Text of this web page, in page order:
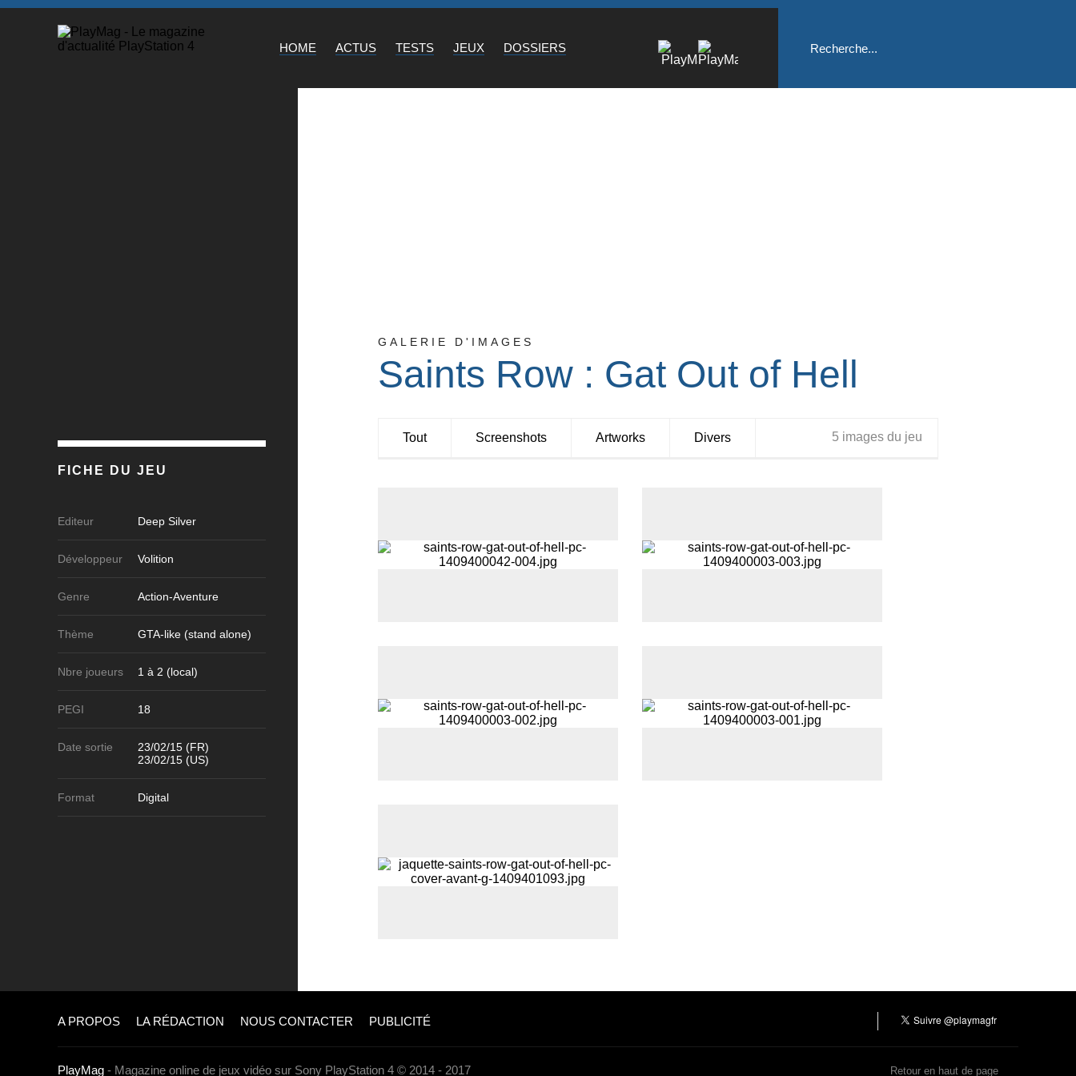
HOME ACTUS TESTS JEUX DOSSIERS
GALERIE D'IMAGES
Saints Row : Gat Out of Hell
Tout Screenshots Artworks Divers 5 images du jeu
FICHE DU JEU
Editeur Deep Silver
Développeur Volition
Genre Action-Aventure
Thème GTA-like (stand alone)
Nbre joueurs 1 à 2 (local)
PEGI 18
Date sortie
23/02/15 (FR)
23/02/15 (US)
Format Digital
A PROPOS LA RÉDACTION NOUS CONTACTER PUBLICITÉ
PlayMag - Magazine online de jeux vidéo sur Sony PlayStation 4 © 2014 - 2017 Retour en haut de page